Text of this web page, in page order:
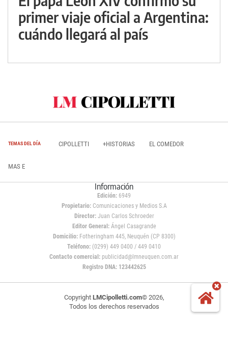
primer viaje oficial a Argentina:
cuándo llegará al país
TEMAS DEL DÍA CIPOLLETTI +HISTORIAS EL COMEDOR
MAS E
Información
Edición: 6949
Propietario:Comunicaciones y Medios S.A
Director: Juan Carlos Schroeder
Editor General:Ángel Casagrande
Domicilio:Fotheringham 445, Neuquén (CP 8300)
Teléfono: (0299) 449 0400 / 449 0410
Contacto comercial: publicidad@lmneuquen.com.ar
Registro DNA: 123442625
Copyright LMCipolletti.com© 2026,
Todos los derechos reservados